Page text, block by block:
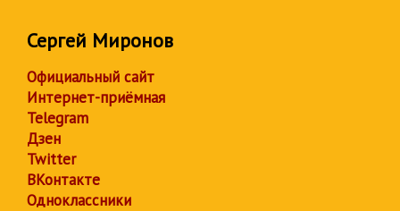
Сергей Миронов
Официальный сайт
Интернет-приёмная
Telegram
Дзен
Twitter
ВКонтакте
Одноклассники